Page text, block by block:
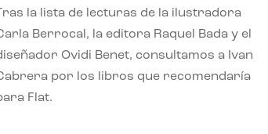
la lista de lecturas de la ilustradora
Berrocal, la editora Raquel Bada y el
Ovidi Benet, consultamos a Ivan
por los libros que recomendaría
Flat.